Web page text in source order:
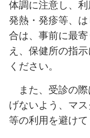
体調に注意し、利
発熱・発疹等、
合は、事前に最
え、保健所の指
ください。
また、受診の際
げないよう、マ
等の利用を避けて